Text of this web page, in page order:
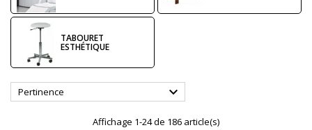
TABOURET
ESTHÉTIQUE
Pertinence 
Affichage 1-24 de 186 article(s)